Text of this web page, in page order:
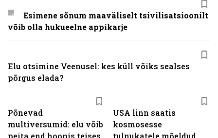
Põnevad
multiversumid: elu võib
peita end hoopis teises
USA linn saatis
kosmosesse
tulnukatele mõeldud
Esimene sõnum maaväliselt tsivilisatsioonilt
võib olla hukueelne appikarje
Elu otsimine Veenusel: kes küll võiks sealses
põrgus elada?